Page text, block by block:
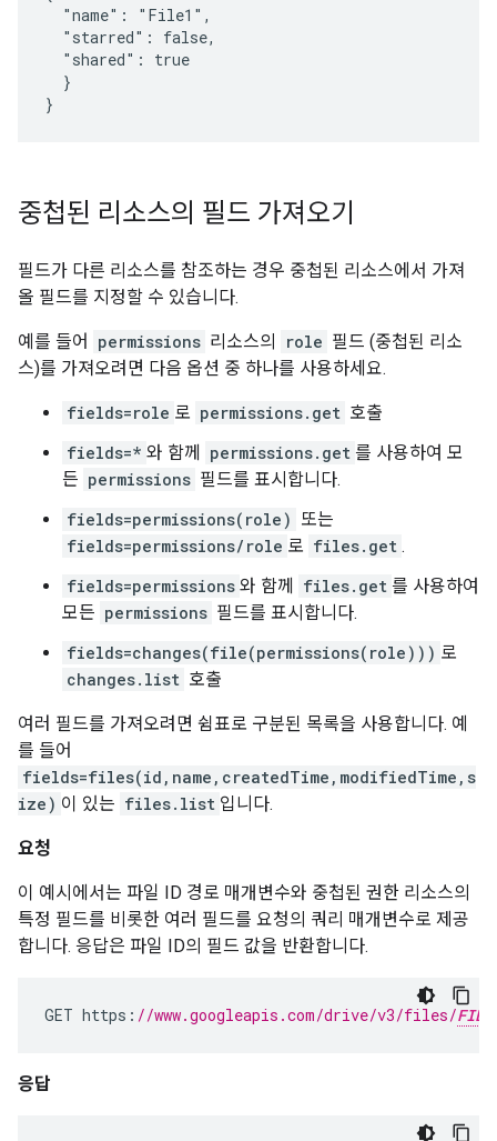
  "name": "File1",
  "starred": false,
  "shared": true
  }
}
중첩된 리소스의 필드 가져오기
필드가 다른 리소스를 참조하는 경우 중첩된 리소스에서 가져
올 필드를 지정할 수 있습니다.
예를 들어 permissions 리소스의 role 필드 (중첩된 리소
스)를 가져오려면 다음 옵션 중 하나를 사용하세요.
fields=role 로 permissions.get 호출
fields=* 와 함께 permissions.get 를 사용하여 모
든 permissions 필드를 표시합니다.
fields=permissions(role) 또는
fields=permissions/role 로 files.get .
fields=permissions 와 함께 files.get 를 사용하여
모든 permissions 필드를 표시합니다.
fields=changes(file(permissions(role))) 로
changes.list 호출
여러 필드를 가져오려면 쉼표로 구분된 목록을 사용합니다. 예
를 들어
fields=files(id,name,createdTime,modifiedTime,s
ize) 이 있는 files.list 입니다.
요청
이 예시에서는 파일 ID 경로 매개변수와 중첩된 권한 리소스의
특정 필드를 비롯한 여러 필드를 요청의 쿼리 매개변수로 제공
합니다. 응답은 파일 ID의 필드 값을 반환합니다.
GET https : //www.googleapis.com/drive/v3/files/
응답